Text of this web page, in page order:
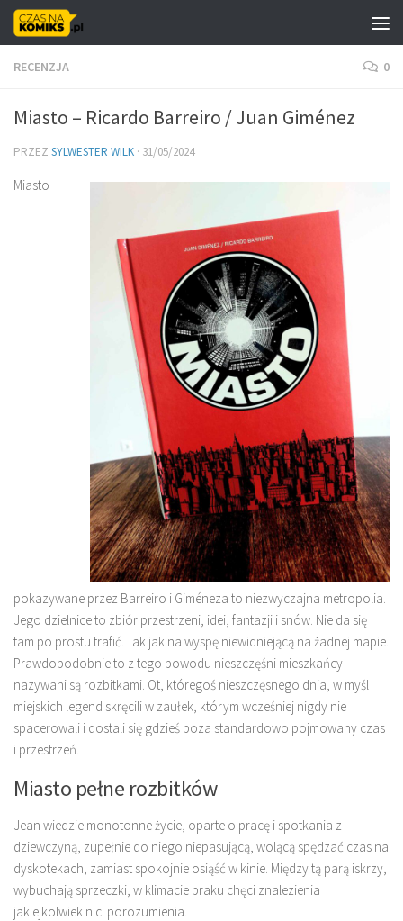
Skip to content
RECENZJA 0
Miasto – Ricardo Barreiro / Juan Giménez
PRZEZ SYLWESTER WILK · 31/05/2024
Miasto
pokazywane przez Barreiro i Giméneza to niezwyczajna metropolia.
Jego dzielnice to zbiór przestrzeni, idei, fantazji i snów. Nie da się
tam po prostu trafić. Tak jak na wyspę niewidniejącą na żadnej mapie.
Prawdopodobnie to z tego powodu nieszczęśni mieszkańcy
nazywani są rozbitkami. Ot, któregoś nieszczęsnego dnia, w myśl
miejskich legend skręcili w zaułek, którym wcześniej nigdy nie
spacerowali i dostali się gdzieś poza standardowo pojmowany czas
i przestrzeń.
Miasto pełne rozbitków
Jean wiedzie monotonne życie, oparte o pracę i spotkania z
dziewczyną, zupełnie do niego niepasującą, wolącą spędzać czas na
dyskotekach, zamiast spokojnie osiąść w kinie. Między tą parą iskrzy,
wybuchają sprzeczki, w klimacie braku chęci znalezienia
jakiejkolwiek nici porozumienia.